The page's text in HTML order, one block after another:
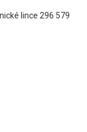
lince 296 579